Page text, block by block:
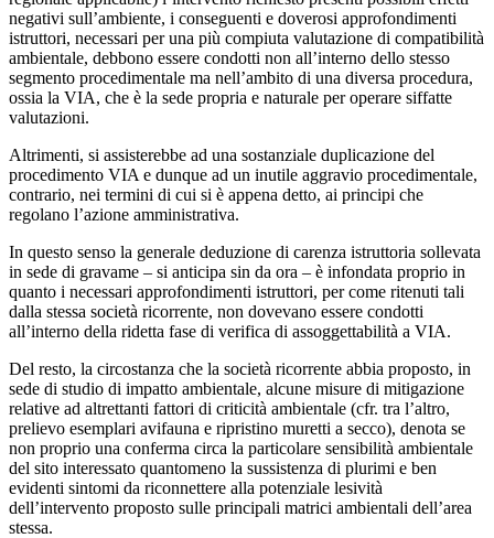
negativi sull’ambiente, i conseguenti e doverosi approfondimenti
istruttori, necessari per una più compiuta valutazione di compatibilità
ambientale, debbono essere condotti non all’interno dello stesso
segmento procedimentale ma nell’ambito di una diversa procedura,
ossia la VIA, che è la sede propria e naturale per operare siffatte
valutazioni.
Altrimenti, si assisterebbe ad una sostanziale duplicazione del
procedimento VIA e dunque ad un inutile aggravio procedimentale,
contrario, nei termini di cui si è appena detto, ai principi che
regolano l’azione amministrativa.
In questo senso la generale deduzione di carenza istruttoria sollevata
in sede di gravame – si anticipa sin da ora – è infondata proprio in
quanto i necessari approfondimenti istruttori, per come ritenuti tali
dalla stessa società ricorrente, non dovevano essere condotti
all’interno della ridetta fase di verifica di assoggettabilità a VIA.
Del resto, la circostanza che la società ricorrente abbia proposto, in
sede di studio di impatto ambientale, alcune misure di mitigazione
relative ad altrettanti fattori di criticità ambientale (cfr. tra l’altro,
prelievo esemplari avifauna e ripristino muretti a secco), denota se
non proprio una conferma circa la particolare sensibilità ambientale
del sito interessato quantomeno la sussistenza di plurimi e ben
evidenti sintomi da riconnettere alla potenziale lesività
dell’intervento proposto sulle principali matrici ambientali dell’area
stessa.